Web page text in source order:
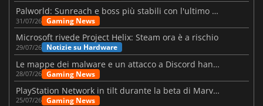
Palworld: Sunreach e boss più stabili con l'ultimo update
31/07/26 Gaming News
Microsoft rivede Project Helix: Steam ora è a rischio
29/07/26 Notizie su Hardware
Le mappe dei malware e un attacco a Discord hanno colpito Meccha Chameleon
28/07/26 Gaming News
PlayStation Network in tilt durante la beta di Marvel Tōkon
25/07/26 Gaming News